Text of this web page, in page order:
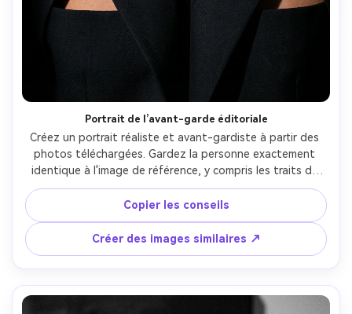
Portrait de l’avant-garde éditoriale
Créez un portrait réaliste et avant-gardiste à partir des
photos téléchargées. Gardez la personne exactement
identique à l'image de référence, y compris les traits du
visage, la structure osseuse, la couleur de la peau, la
coiffure et l'expression. Utilisez un éclairage dramatique à
haut contraste et des ombres intenses. Style de
photographie éditoriale avant-gardiste, fonds
minimalistes, compositions audacieuses, esthétique de
magazine haute mode. Détails propres et clairs, qualité
studio professionnelle. Pas de dessins animés, pas
d'illustrations, pas d'anime, pas de filtres de beauté
Copier les conseils
Créer des images similaires ↗